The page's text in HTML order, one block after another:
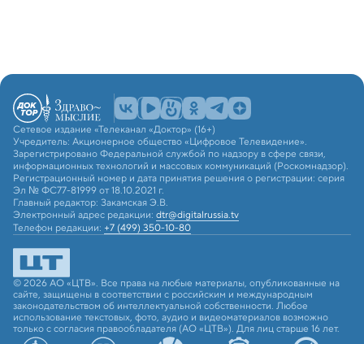
Сетевое издание «Телеканал «Доктор» (16+)
Учредитель: Акционерное общество «Цифровое Телевидение».
Зарегистрировано Федеральной службой по надзору в сфере связи,
информационных технологий и массовых коммуникаций (Роскомнадзор).
Регистрационный номер и дата принятия решения о регистрации: серия
Эл № ФС77-81999 от 18.10.2021 г.
Главный редактор: Закамская Э.В.
Электронный адрес редакции: dtr@digitalrussia.tv
Телефон редакции: +7 (499) 350-10-80
© 2026 АО «ЦТВ». Все права на любые материалы, опубликованные на
сайте, защищены в соответствии с российским и международным
законодательством об интеллектуальной собственности. Любое
использование текстовых, фото, аудио и видеоматериалов возможно
только с согласия правообладателя (АО «ЦТВ»). Для лиц старше 16 лет.